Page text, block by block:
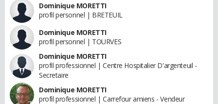
Dominique MORETTI
profil personnel | BRETEUIL
Dominique MORETTI
profil personnel | TOURVES
Dominique MORETTI
profil professionnel | Centre Hospitalier D'argenteuil -
Secretaire
Dominique MORETTI
profil professionnel | Carrefour amiens - Vendeur